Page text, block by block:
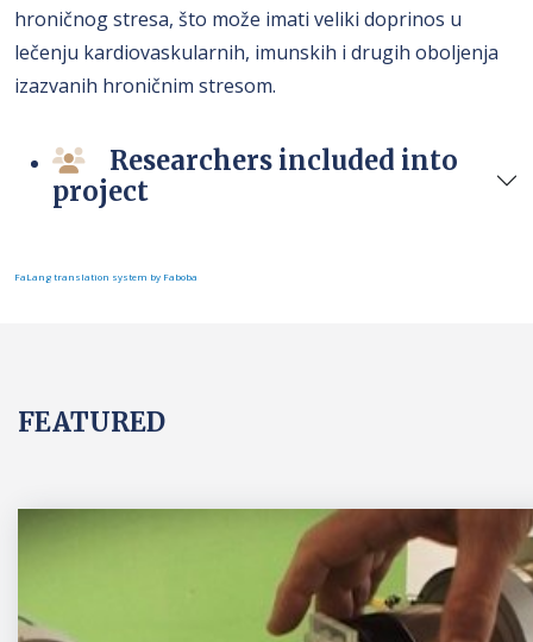
hroničnog stresa, što može imati veliki doprinos u
lečenju kardiovaskularnih, imunskih i drugih oboljenja
izazvanih hroničnim stresom.
Researchers included into
project
FaLang translation system by Faboba
FEATURED